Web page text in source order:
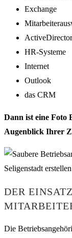
Exchange
HR-Systeme
Internet
Outlook
das CRM
Dann ist eine Foto
Augenblick Ihrer
DER
Die